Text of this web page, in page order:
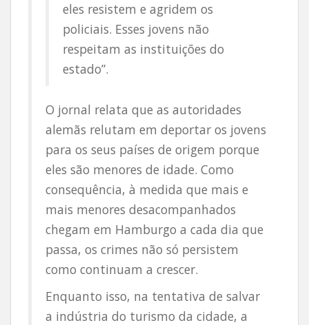
eles resistem e agridem os
policiais. Esses jovens não
respeitam as instituições do
estado”.
O jornal relata que as autoridades
alemãs relutam em deportar os jovens
para os seus países de origem porque
eles são menores de idade. Como
consequência, à medida que mais e
mais menores desacompanhados
chegam em Hamburgo a cada dia que
passa, os crimes não só persistem
como continuam a crescer.
Enquanto isso, na tentativa de salvar
a indústria do turismo da cidade, a